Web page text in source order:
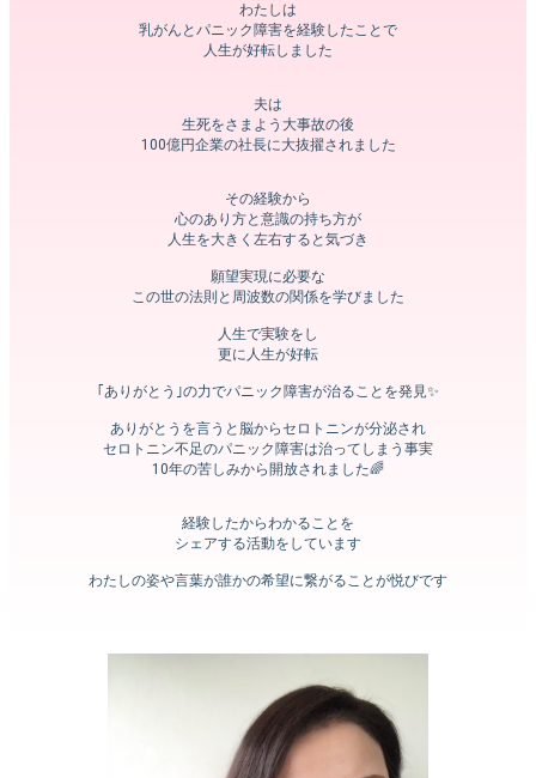
わたしは
乳がんとパニック障害を経験したことで
人生が好転しました
夫は
生死をさまよう大事故の後
100億円企業の社長に大抜擢されました
その経験から
心のあり方と意識の持ち方が
人生を大きく左右すると気づき
願望実現に必要な
この世の法則と周波数の関係を学びました
人生で実験をし
更に人生が好転
｢ありがとう｣の力でパニック障害が治ることを発見✨️
ありがとうを言うと脳からセロトニンが分泌され
セロトニン不足のパニック障害は治ってしまう事実
10年の苦しみから開放されました🌈
経験したからわかることを
シェアする活動をしています
わたしの姿や言葉が誰かの希望に繋がることが悦びです